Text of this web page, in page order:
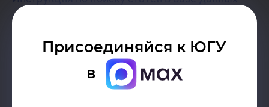
Присоединяйся к ЮГУ
в
Scopus
По вопросам слияния профилей и